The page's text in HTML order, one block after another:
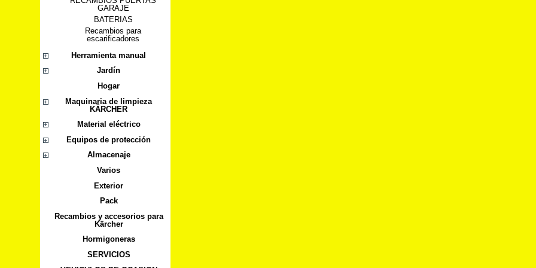
GARAJE
BATERIAS
Recambios para
escarificadores
Herramienta manual
Jardín
Hogar
Maquinaria de limpieza
KÄRCHER
Material eléctrico
Equipos de protección
Almacenaje
Varios
Exterior
Pack
Recambios y accesorios para
Kärcher
Hormigoneras
SERVICIOS